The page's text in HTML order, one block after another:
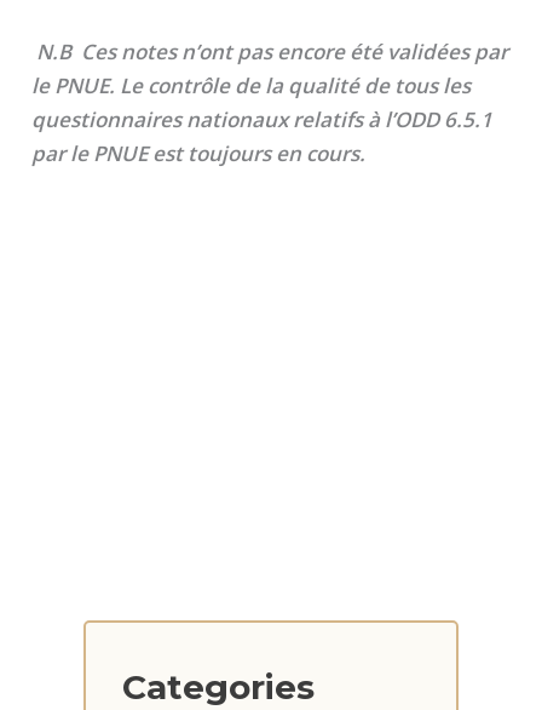
Categories
N.B Ces notes n’ont pas encore été validées par
le PNUE. Le contrôle de la qualité de tous les
questionnaires nationaux relatifs à l’ODD 6.5.1
par le PNUE est toujours en cours.